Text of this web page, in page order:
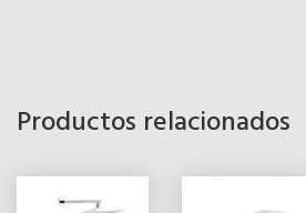
Productos relacionados